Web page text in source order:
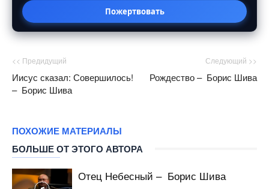
Пожертвовать
<< Предидущий
Иисус сказал: Совершилось!
– Борис Шива
Следующий >>
Рождество – Борис Шива
ПОХОЖИЕ МАТЕРИАЛЫ
БОЛЬШЕ ОТ ЭТОГО АВТОРА
Отец Небесный – Борис Шива